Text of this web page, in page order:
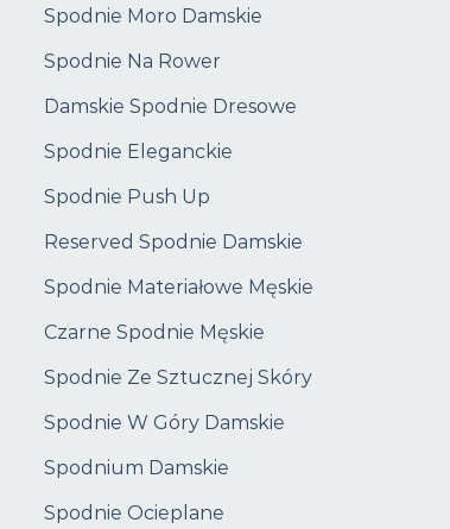
Spodnie Moro Damskie
Spodnie Na Rower
Damskie Spodnie Dresowe
Spodnie Eleganckie
Spodnie Push Up
Reserved Spodnie Damskie
Spodnie Materiałowe Męskie
Czarne Spodnie Męskie
Spodnie Ze Sztucznej Skóry
Spodnie W Góry Damskie
Spodnium Damskie
Spodnie Ocieplane